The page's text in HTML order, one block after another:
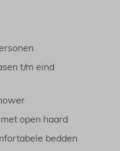
t/m eind
open haard
bedden